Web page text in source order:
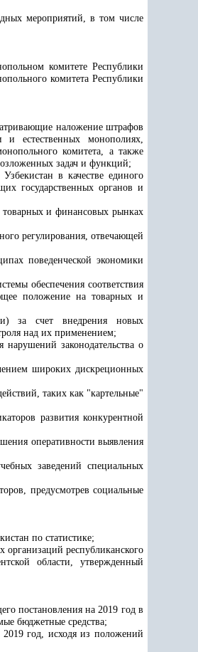
мероприятий, в том числе
комитете Республики
комитета Республики
наложение штрафов
и естественных монополиях,
комитета, а также
задач и функций;
в качестве единого
государственных органов и
товарных и финансовых рынках
регулирования, отвечающей
поведенческой экономики
обеспечения соответствия
положение на товарных и
за счет внедрения новых
над их применением;
законодательства о
широких дискреционных
таких как "картельные"
развития конкурентной
оперативности выявления
заведений специальных
предусмотрев социальные
по статистике;
организаций республиканского
области, утвержденный
постановления на 2019 год в
бюджетные средства;
2019 год, исходя из положений